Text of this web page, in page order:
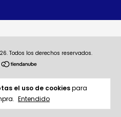
el uso de cookiespara
Entendido
Todos los derechos reservados.